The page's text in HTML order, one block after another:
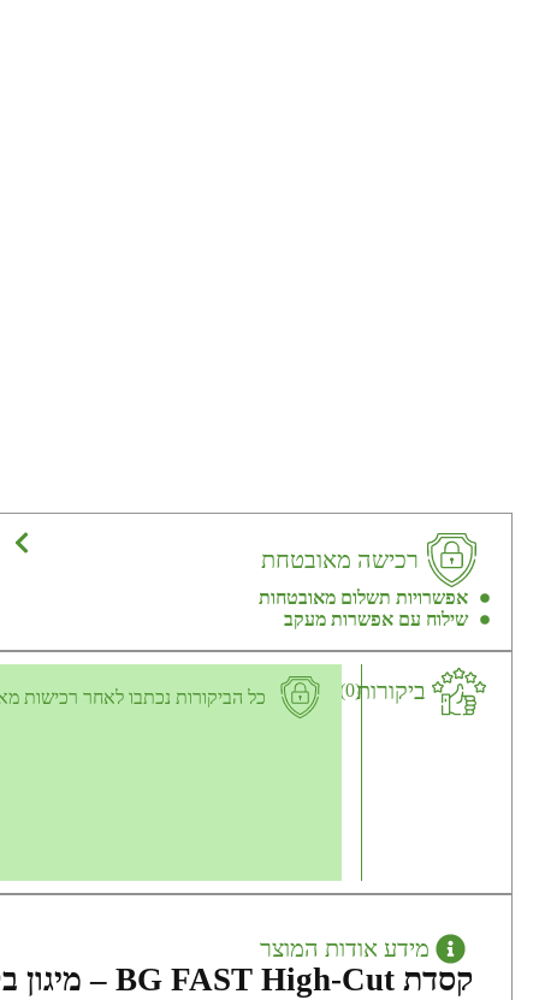
רכישה מאובטחת
אפשרויות תשלום מאובטחות
שילוח עם אפשרות מעקב
ביקורות(0) כל הביקורות נכתבו לאחר רכישות
מידע אודות המוצר
קסדת BG FAST High-Cut – מיגון בליסטי מודרני ומודולרי